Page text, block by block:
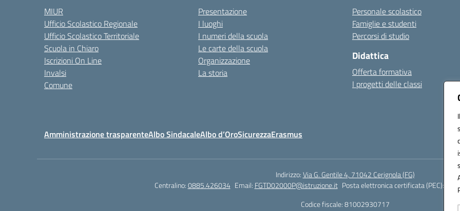
MIUR
Ufficio Scolastico Regionale
Ufficio Scolastico Territoriale
Scuola in Chiaro
Iscrizioni On Line
Invalsi
Comune
Presentazione
I luoghi
I numeri della scuola
Le carte della scuola
Organizzazione
La storia
Personale scolastico
Famiglie e studenti
Percorsi di studio
Didattica
Offerta formativa
I progetti delle classi
Amministrazione trasparenteAlbo SindacaleAlbo d’OroSicurezzaErasmus
Indirizzo:Via G. Gentile 4, 71042 Cerignola (FG)
Centralino:0885.426034 Email: FGTD02000P@istruzione.it Posta elettronica certificata (PEC):
Codice fiscale: 81002930717